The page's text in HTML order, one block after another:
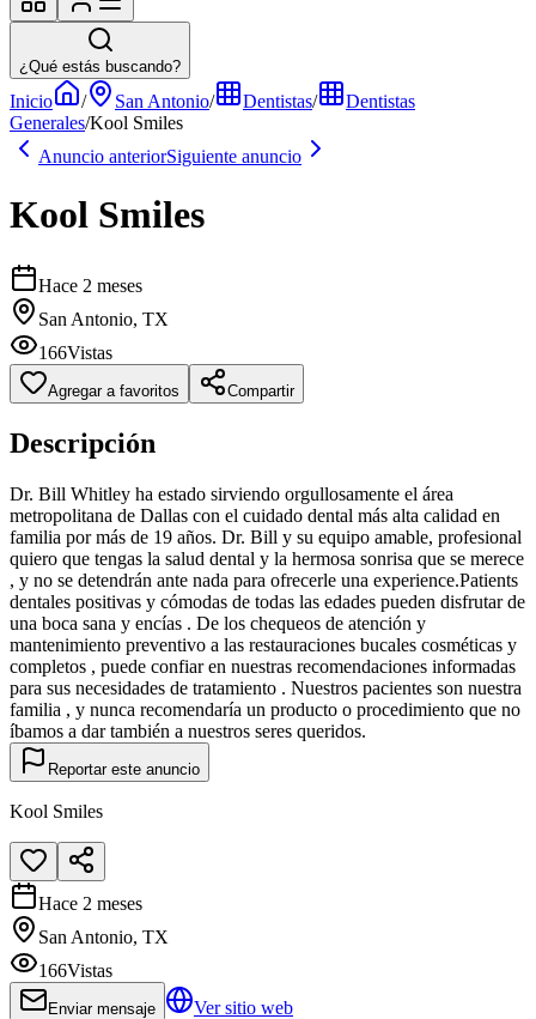
¿Qué estás buscando?
Inicio / San Antonio/ Dentistas/
Dentistas
Generales/Kool Smiles
Anuncio anteriorSiguiente anuncio
Kool Smiles
Hace 2 meses
San Antonio, TX
166Vistas
Agregar a favoritos Compartir
Descripción
Dr. Bill Whitley ha estado sirviendo orgullosamente el área
metropolitana de Dallas con el cuidado dental más alta calidad en
familia por más de 19 años. Dr. Bill y su equipo amable, profesional
quiero que tengas la salud dental y la hermosa sonrisa que se merece
, y no se detendrán ante nada para ofrecerle una experience.Patients
dentales positivas y cómodas de todas las edades pueden disfrutar de
una boca sana y encías . De los chequeos de atención y
mantenimiento preventivo a las restauraciones bucales cosméticas y
completos , puede confiar en nuestras recomendaciones informadas
para sus necesidades de tratamiento . Nuestros pacientes son nuestra
familia , y nunca recomendaría un producto o procedimiento que no
íbamos a dar también a nuestros seres queridos.
Reportar este anuncio
Kool Smiles
Hace 2 meses
San Antonio, TX
166Vistas
Enviar mensaje Ver sitio web